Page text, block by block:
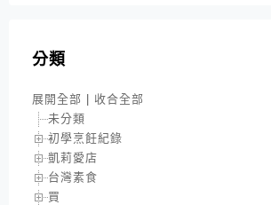
分類
展開全部
收合全部
未分類
初學烹飪紀錄
凱莉愛店
台灣素食
買